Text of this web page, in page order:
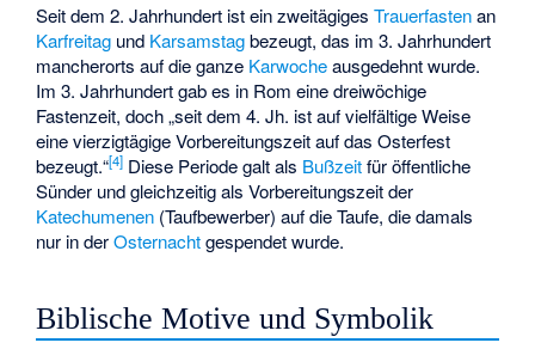
Seit dem 2. Jahrhundert ist ein zweitägigesTrauerfastenan
Karfreitag und Karsamstagbezeugt, das im 3. Jahrhundert
mancherorts auf die ganze Karwocheausgedehnt wurde.
Im 3. Jahrhundert gab es in Rom eine dreiwöchige
Fastenzeit, doch „seit dem 4. Jh. ist auf vielfältige Weise
eine vierzigtägige Vorbereitungszeit auf das Osterfest
bezeugt.“[4] Diese Periode galt als Bußzeitfür öffentliche
Sünder und gleichzeitig als Vorbereitungszeit der
Katechumenen (Taufbewerber) auf die Taufe, die damals
nur in derOsternachtgespendet wurde.
Biblische Motive und Symbolik